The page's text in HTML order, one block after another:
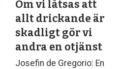
Om vi låtsas att
allt drickande är
skadligt gör vi
andra en otjänst
Josefin de Gregorio: En